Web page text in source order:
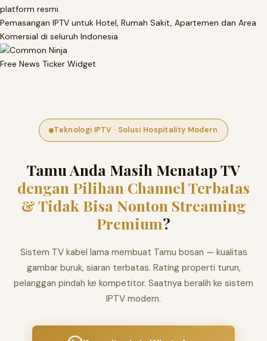
platform resmi.
Pemasangan IPTV untuk Hotel, Rumah Sakit, Apartemen dan Area
Komersial di seluruh Indonesia
Free News Ticker Widget
Teknologi IPTV · Solusi Hospitality Modern
Tamu Anda Masih Menatap TV
dengan Pilihan Channel Terbatas
& Tidak Bisa Nonton Streaming
Premium?
Sistem TV kabel lama membuat Tamu bosan — kualitas
gambar buruk, siaran terbatas. Rating properti turun,
pelanggan pindah ke kompetitor. Saatnya beralih ke sistem
IPTV modern.